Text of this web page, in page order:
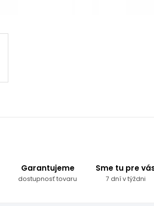
Garantujeme
dostupnosť tovaru
Sme tu pre
7 dní v týždni